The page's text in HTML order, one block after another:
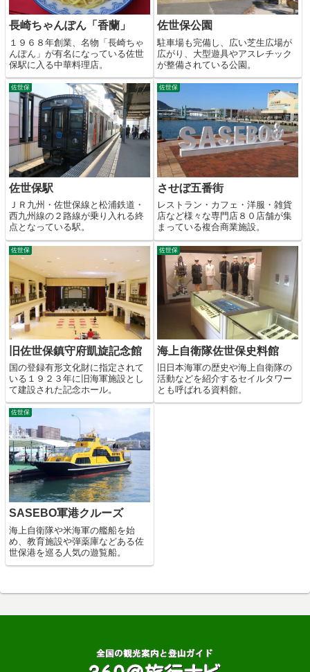
長崎ちゃんぽん「香蘭」
１９６８年創業、名物「長崎ちゃ
んぽん」が有名になっている佐世
保駅に入る中華料理店。
佐世保公園
駐車場も完備し、広い芝生広場が
広がり、大型遊具やアスレチック
が整備されている公園。
佐世保
佐世保駅
ＪＲ九州・佐世保線と松浦鉄道・
西九州線の２路線が乗り入れる終
点となっている駅。
佐世保
させぼ五番街
レストラン・カフェ・洋服・雑貨
店など様々な専門店８０店舗が集
まっている複合商業施設。
佐世保
旧佐世保鎮守府凱旋記念館
国の登録有形文化財に指定されて
いる１９２３年に旧海軍施設とし
て建設された記念ホール。
佐世保
海上自衛隊佐世保史料館
旧日本海軍の歴史や海上自衛隊の
活動などを紹介するセイルタワー
とも呼ばれる資料館。
佐世保
SASEBO軍港クルーズ
海上自衛隊や米海軍の艦船を始
め、教育施設や弾薬庫などある佐
世保港を巡る人気の遊覧船。